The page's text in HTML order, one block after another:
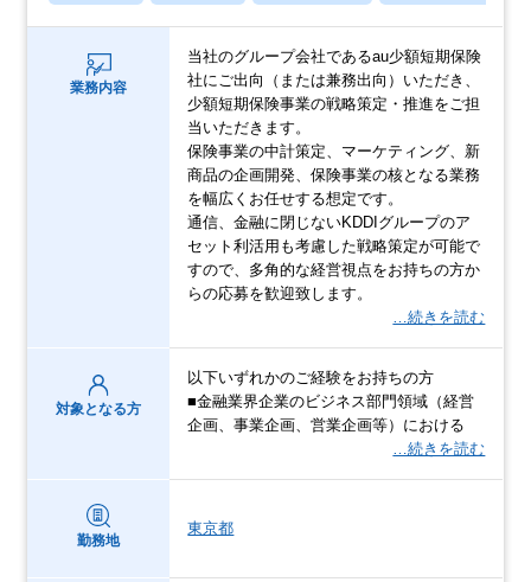
業務内容
当社のグループ会社であるau少額短期保険
社にご出向（または兼務出向）いただき、
少額短期保険事業の戦略策定・推進をご担
当いただきます。
保険事業の中計策定、マーケティング、新
商品の企画開発、保険事業の核となる業務
を幅広くお任せする想定です。
通信、金融に閉じないKDDIグループのア
セット利活用も考慮した戦略策定が可能で
すので、多角的な経営視点をお持ちの方か
らの応募を歓迎致します。
…続きを読む
対象となる方
以下いずれかのご経験をお持ちの方
■金融業界企業のビジネス部門領域（経営
企画、事業企画、営業企画等）における
…続きを読む
勤務地
東京都